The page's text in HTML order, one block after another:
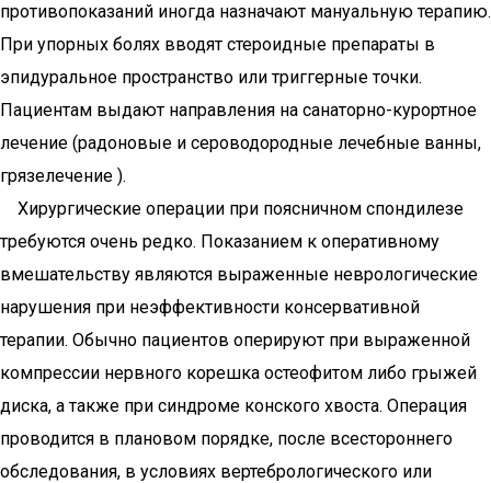
противопоказаний иногда назначают мануальную терапию.
При упорных болях вводят стероидные препараты в
эпидуральное пространство или триггерные точки.
Пациентам выдают направления на санаторно-курортное
лечение (радоновые и сероводородные лечебные ванны,
грязелечение ).
Хирургические операции при поясничном спондилезе
требуются очень редко. Показанием к оперативному
вмешательству являются выраженные неврологические
нарушения при неэффективности консервативной
терапии. Обычно пациентов оперируют при выраженной
компрессии нервного корешка остеофитом либо грыжей
диска, а также при синдроме конского хвоста. Операция
проводится в плановом порядке, после всестороннего
обследования, в условиях вертебрологического или